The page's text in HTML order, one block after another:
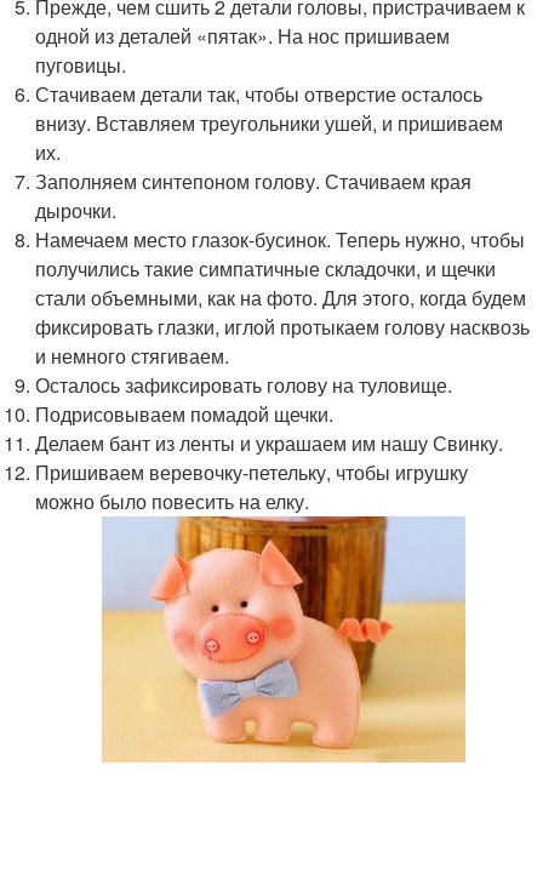
Прежде, чем сшить 2 детали головы, пристрачиваем к
одной из деталей «пятак». На нос пришиваем
пуговицы.
Стачиваем детали так, чтобы отверстие осталось
внизу. Вставляем треугольники ушей, и пришиваем
их.
Заполняем синтепоном голову. Стачиваем края
дырочки.
Намечаем место глазок-бусинок. Теперь нужно, чтобы
получились такие симпатичные складочки, и щечки
стали объемными, как на фото. Для этого, когда будем
фиксировать глазки, иглой протыкаем голову насквозь
и немного стягиваем.
Осталось зафиксировать голову на туловище.
Подрисовываем помадой щечки.
Делаем бант из ленты и украшаем им нашу Свинку.
Пришиваем веревочку-петельку, чтобы игрушку
можно было повесить на елку.